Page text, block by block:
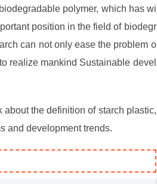
polymer, which has wi
position in the field of biodegr
can not only ease the problem o
realize mankind Sustainable devel
about the definition of starch plastic,
and development trends.